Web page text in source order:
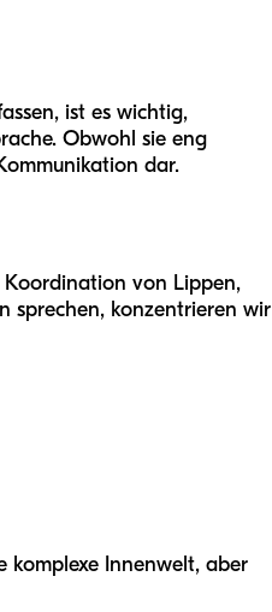
ist es wichtig,
Obwohl sie eng
dar.
Koordination von Lippen,
sprechen, konzentrieren wir
komplexe Innenwelt, aber